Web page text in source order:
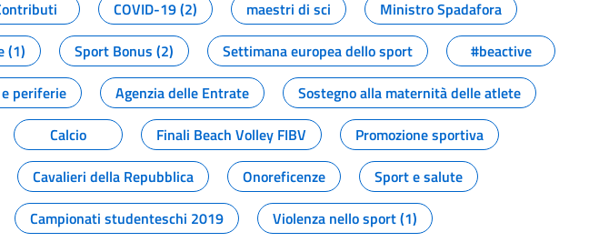
COVID-19 (2) maestri di sci
Ministro Spadafora
(1) Sport Bonus (2) Settimana europea dello sport
#beactive
periferie Agenzia delle Entrate
Sostegno alla maternità delle atlete
Calcio Finali Beach Volley FIBV
Promozione sportiva
Cavalieri della Repubblica Onoreficenze
Sport e salute
Campionati studenteschi 2019
Violenza nello sport (1)